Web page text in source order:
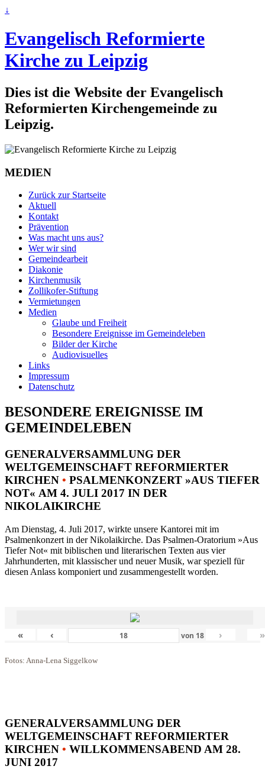
↓
Evangelisch Reformierte
Kirche zu Leipzig
Dies ist die Website der Evangelisch
Reformierten Kirchengemeinde zu
Leipzig.
MEDIEN
Zurück zur Startseite
Aktuell
Kontakt
Prävention
Was macht uns aus?
Wer wir sind
Gemeindearbeit
Diakonie
Kirchenmusik
Zollikofer-Stiftung
Vermietungen
Medien
Glaube und Freiheit
Besondere Ereignisse im Gemeindeleben
Bilder der Kirche
Audiovisuelles
Links
Impressum
Datenschutz
BESONDERE EREIGNISSE IM
GEMEINDELEBEN
GENERALVERSAMMLUNG DER
WELTGEMEINSCHAFT REFORMIERTER
KIRCHEN • PSALMENKONZERT »AUS TIEFER
NOT« AM 4. JULI 2017 IN DER
NIKOLAIKIRCHE
Am Dienstag, 4. Juli 2017, wirkte unsere Kantorei mit im
Psalmenkonzert in der Nikolaikirche. Das Psalmen-Oratorium »Aus
Tiefer Not« mit biblischen und literarischen Texten aus vier
Jahrhunderten, mit klassischer und neuer Musik, war speziell für
diesen Anlass komponiert und zusammengestellt worden.
« ‹ von 18 › »
Fotos: Anna-Lena Siggelkow
GENERALVERSAMMLUNG DER
WELTGEMEINSCHAFT REFORMIERTER
KIRCHEN • WILLKOMMENSABEND AM 28.
JUNI 2017